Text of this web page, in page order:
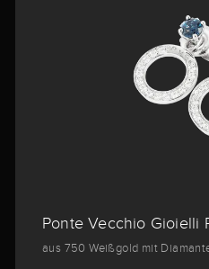
Ponte Vecchio Gioielli
aus 750 Weißgold mit